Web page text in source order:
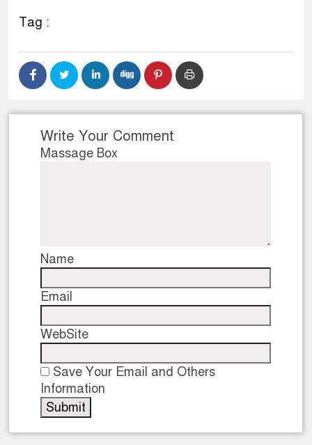
Tag :
Write Your Comment
Massage Box
Name
Email
WebSite
Save Your Email and Others
Information